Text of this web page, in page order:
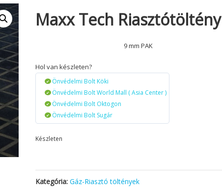
Maxx Tech Riasztótöltény
9 mm PAK
Hol van készleten?
Önvédelmi Bolt Köki
Önvédelmi Bolt World Mall ( Asia Center )
Önvédelmi Bolt Oktogon
Önvédelmi Bolt Sugár
Készleten
Kategória:Gáz-Riasztó töltények